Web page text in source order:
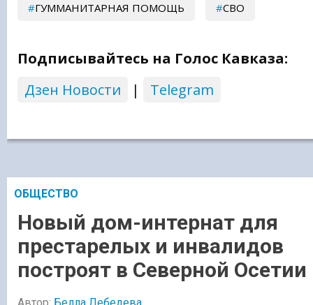
ГУММАНИТАРНАЯ ПОМОЩЬ СВО
Подписывайтесь на Голос Кавказа:
Дзен Новости
| Telegram
ОБЩЕСТВО
Новый дом-интернат для
престарелых и инвалидов
построят в Северной Осетии